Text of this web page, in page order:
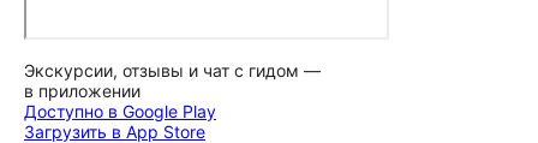
Экскурсии, отзывы и чат с гидом —
в приложении
Доступно в Google Play
Загрузить в App Store